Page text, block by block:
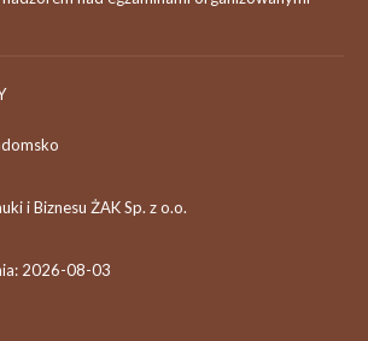
i Biznesu ŻAK Sp. z o.o.
2026-08-03